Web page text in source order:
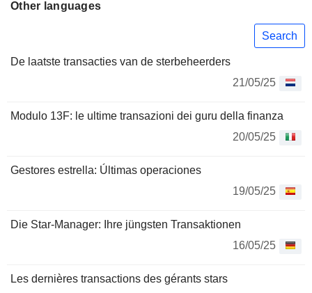
Other languages
Search
De laatste transacties van de sterbeheerders
21/05/25
Modulo 13F: le ultime transazioni dei guru della finanza
20/05/25
Gestores estrella: Últimas operaciones
19/05/25
Die Star-Manager: Ihre jüngsten Transaktionen
16/05/25
Les dernières transactions des gérants stars